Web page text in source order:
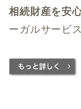
相続財産を安
ーガルサービ